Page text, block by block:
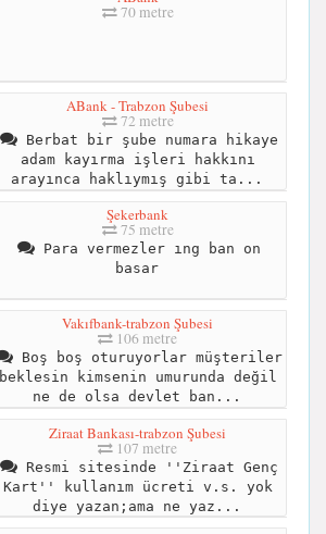
70 metre
ABank - Trabzon Şubesi
72 metre
Berbat bir şube numara hikaye
adam kayırma işleri hakkını
arayınca haklıymış gibi ta...
Şekerbank
75 metre
Para vermezler ıng ban on
basar
Vakıfbank-trabzon Şubesi
106 metre
Boş boş oturuyorlar müşteriler
beklesin kimsenin umurunda değil
ne de olsa devlet ban...
Ziraat Bankası-trabzon Şubesi
107 metre
Resmi sitesinde ''Ziraat Genç
Kart'' kullanım ücreti v.s. yok
diye yazan;ama ne yaz...